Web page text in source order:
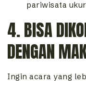
pariwisata
4. BISA
DENGAN
Ingin acara yang